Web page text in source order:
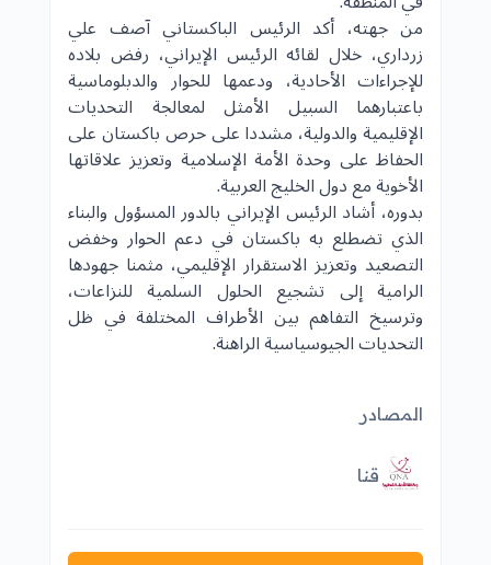
من جهته، أكد الرئيس الباكستاني آصف علي
زرداري، خلال لقائه الرئيس الإيراني، رفض بلاده
للإجراءات الأحادية، ودعمها للحوار والدبلوماسية
باعتبارهما السبيل الأمثل لمعالجة التحديات
الإقليمية والدولية، مشددا على حرص باكستان على
الحفاظ على وحدة الأمة الإسلامية وتعزيز علاقاتها
الأخوية مع دول الخليج العربية.
بدوره، أشاد الرئيس الإيراني بالدور المسؤول والبناء
الذي تضطلع به باكستان في دعم الحوار وخفض
التصعيد وتعزيز الاستقرار الإقليمي، مثمنا جهودها
الرامية إلى تشجيع الحلول السلمية للنزاعات،
وترسيخ التفاهم بين الأطراف المختلفة في ظل
التحديات الجيوسياسية الراهنة.
المصادر
قنا